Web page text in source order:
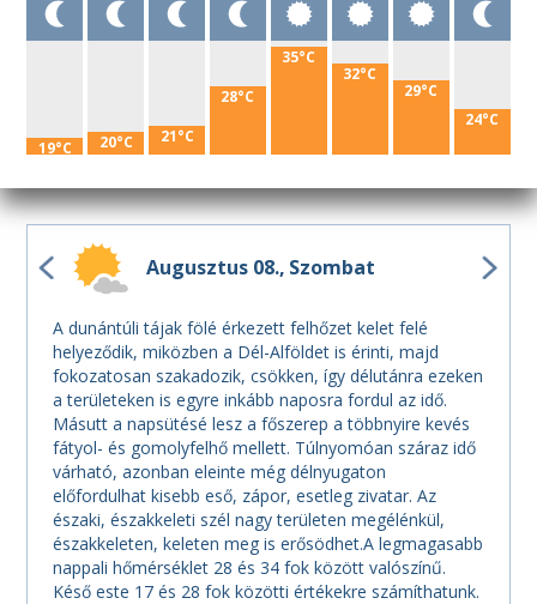
19°C 20°C 21°C
28°C
35°C
32°C
29°C
24°C
Augusztus 08. Szombat
A dunántúli tájak fölé érkezett felhőzet kelet felé
helyeződik, miközben a Dél-Alföldet is érinti, majd
fokozatosan szakadozik, csökken, így délutánra ezeken
a területeken is egyre inkább naposra fordul az idő.
Másutt a napsütésé lesz a főszerep a többnyire kevés
fátyol- és gomolyfelhő mellett. Túlnyomóan száraz idő
várható, azonban eleinte még délnyugaton
előfordulhat kisebb eső, zápor, esetleg zivatar. Az
északi, északkeleti szél nagy területen megélénkül,
északkeleten, keleten meg is erősödhet.A legmagasabb
nappali hőmérséklet 28 és 34 fok között valószínű.
Késő este 17 és 28 fok közötti értékekre számíthatunk.